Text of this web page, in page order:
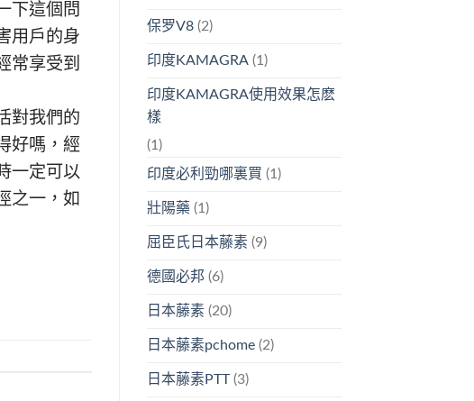
下這個問
用戶的身
常享受到
對我們的
好嗎，經
一定可以
之一，如
保罗V8(2)
印度KAMAGRA(1)
印度KAMAGRA使用效果怎麽
樣
(1)
印度必利勁哪裏買 (1)
壯陽藥 (1)
屈臣氏日本藤素(9)
德國必邦 (6)
日本藤素(20)
日本藤素pchome(2)
日本藤素PTT(3)